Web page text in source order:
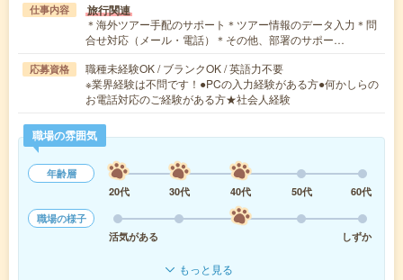
仕事内容 旅行関連
＊海外ツアー手配のサポート＊ツアー情報のデータ入力＊問
合せ対応（メール・電話）＊その他、部署のサポー…
応募資格
職種未経験OK / ブランクOK / 英語力不要
※業界経験は不問です！●PCの入力経験がある方●何かしらの
お電話対応のご経験がある方★社会人経験
職場の雰囲気
年齢層
20代
30代 40代 50代
60代
職場の様子
活気がある
しずか
もっと見る